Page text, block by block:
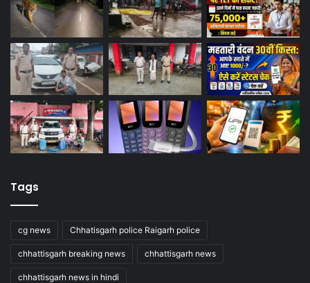
Tags
cg news Chhatisgarh police Raigarh police
chhattisgarh breaking news chhattisgarh news
chhattisgarh news in hindi